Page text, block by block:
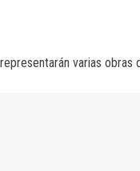
varias